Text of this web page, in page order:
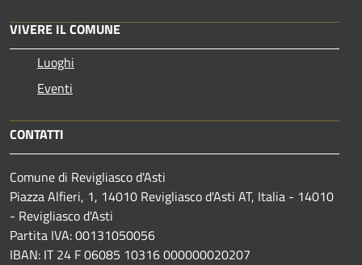
VIVERE IL COMUNE
Luoghi
Eventi
CONTATTI
Comune di Revigliasco d'Asti
Piazza Alfieri, 1, 14010 Revigliasco d'Asti AT, Italia - 14010
- Revigliasco d'Asti
Partita IVA: 00131050056
IBAN: IT 24 F 06085 10316 000000020207